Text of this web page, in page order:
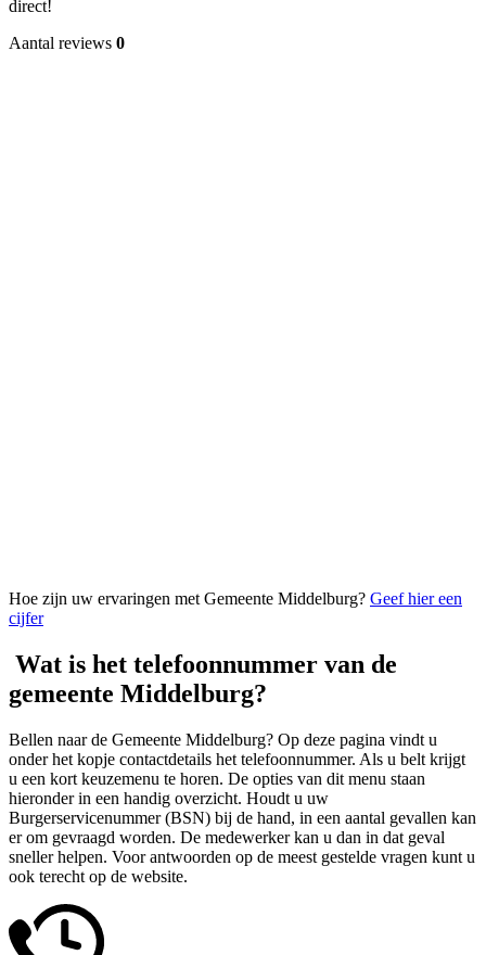
direct!
Aantal reviews 0
Hoe zijn uw ervaringen met Gemeente Middelburg? Geef hier een
cijfer
Wat is het telefoonnummer van de
gemeente Middelburg?
Bellen naar de Gemeente Middelburg? Op deze pagina vindt u
onder het kopje contactdetails het telefoonnummer. Als u belt krijgt
u een kort keuzemenu te horen. De opties van dit menu staan
hieronder in een handig overzicht. Houdt u uw
Burgerservicenummer (BSN) bij de hand, in een aantal gevallen kan
er om gevraagd worden. De medewerker kan u dan in dat geval
sneller helpen. Voor antwoorden op de meest gestelde vragen kunt u
ook terecht op de website.